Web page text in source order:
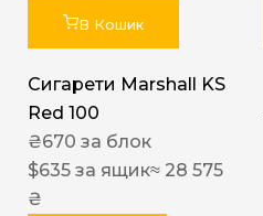
В Кошик
Сигарети Marshall KS
Red 100
₴670 за блок
$635 за ящик≈ 28 575
₴